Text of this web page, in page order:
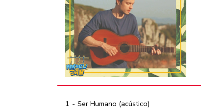
1 Ser Humano (acústico)